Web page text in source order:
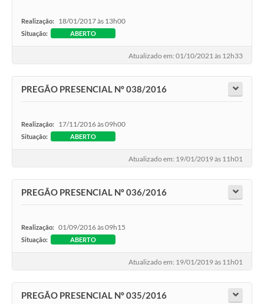
Realização: 18/01/2017 às 13h00
Situação: ABERTO
Atualizado em: 01/10/2021 às 12h33
PREGÃO PRESENCIAL Nº 038/2016
Realização: 17/11/2016 às 09h00
Situação: ABERTO
Atualizado em: 19/01/2019 às 11h01
PREGÃO PRESENCIAL Nº 036/2016
Realização: 01/09/2016 às 09h15
Situação: ABERTO
Atualizado em: 19/01/2019 às 11h01
PREGÃO PRESENCIAL Nº 035/2016